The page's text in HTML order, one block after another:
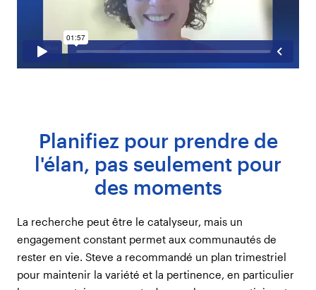
Planifiez pour prendre de
l'élan, pas seulement pour
des moments
La recherche peut être le catalyseur, mais un
engagement constant permet aux communautés de
rester en vie. Steve a recommandé un plan trimestriel
pour maintenir la variété et la pertinence, en particulier